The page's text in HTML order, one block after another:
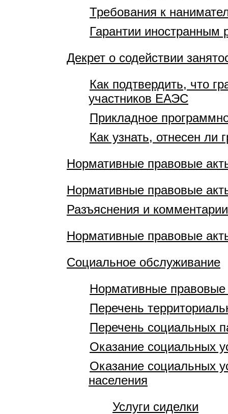
Требования к
Гарантии иностранным
Декрет о содействии
Как подтвердить, что
участников ЕАЭС
Прикладное
Как узнать, отнесен ли
Нормативные правовые
Нормативные правовые
Разъяснения и
Нормативные правовые
Социальное обслуживание
Нормативные правовые
Перечень
Перечень социальных
Оказание социальных
Оказание социальных
населения
Услуги сиделки